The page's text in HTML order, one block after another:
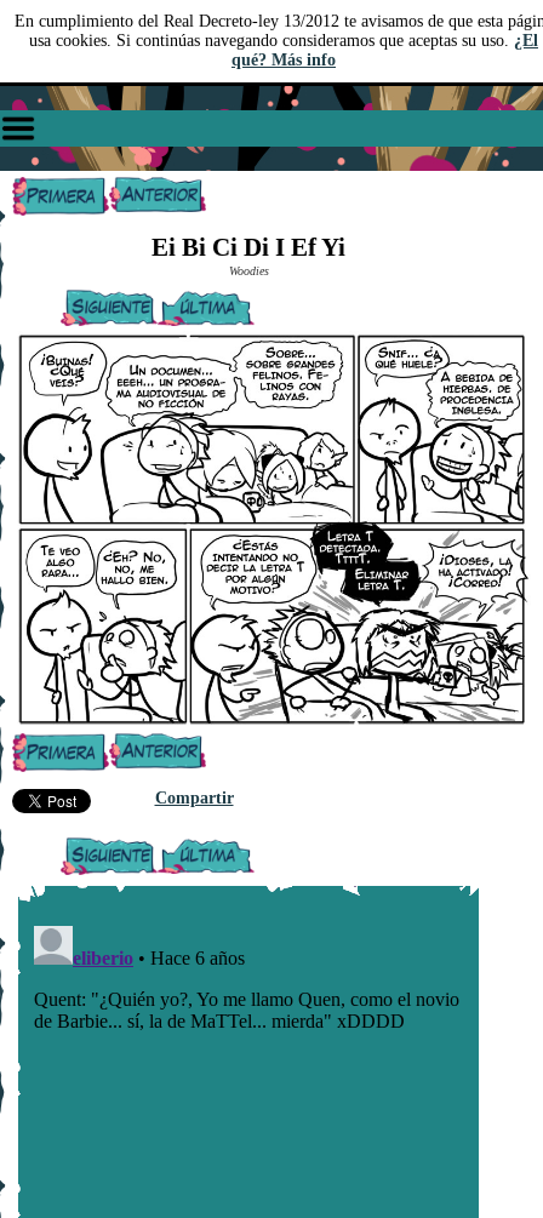
En cumplimiento del Real Decreto-ley 13/2012 te avisamos de que esta
usa cookies. Si continúas navegando consideramos que aceptas su uso. ¿El
qué? Más info
Ei Bi Ci Di I Ef Yi
Woodies
Compartir